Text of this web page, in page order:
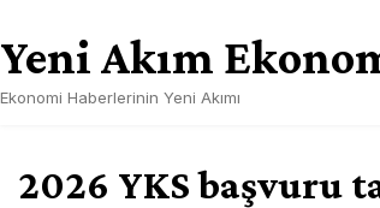
to
content
Yeni Akım
Ekonomi Haberlerinin Yeni Akımı
2026 YKS başvuru